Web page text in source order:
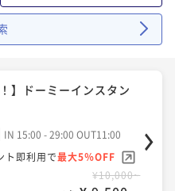
間ステイプラン≪朝食
ト即利用で 最大5％OFF
1名 ¥ 12,825 ~
連泊プラン♪≪素
】ドーミーインスタン
IN 15:00 - 29:00 OUT11:00
ト即利用で最大5％OFF
¥10,000~